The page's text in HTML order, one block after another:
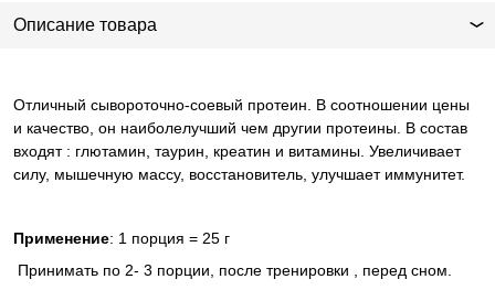
Описание товара
Отличный сывороточно-соевый протеин. В соотношении цены
и качество, он наиболелучший чем другии протеины. В состав
входят : глютамин, таурин, креатин и витамины. Увеличивает
силу, мышечную массу, восстановитель, улучшает иммунитет.
Применение: 1 порция = 25 г
Принимать по 2- 3 порции, после тренировки , перед сном.